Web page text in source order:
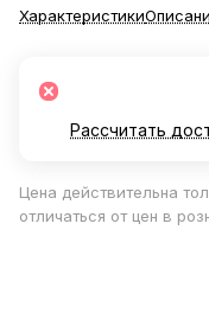
Характеристики
Рассчитать
Цена действительна
отличаться от цен в